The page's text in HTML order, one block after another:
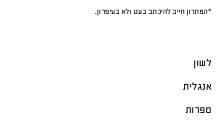
*הפתרון חייב להיכתב בעט ולא בעיפרון.
לשון
אנגלית
ספרות